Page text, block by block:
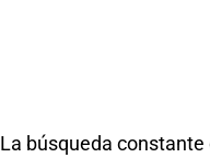
La búsqueda